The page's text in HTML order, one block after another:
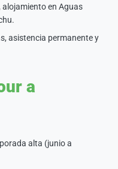
en Aguas
asistencia permanente y
a
alta (junio a